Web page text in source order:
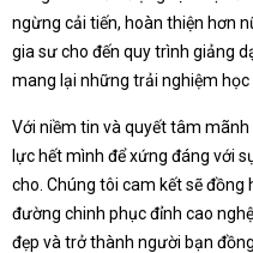
ngừng cải tiến, hoàn thiện hơn
gia sư cho đến quy trình giảng
mang lại những trải nghiệm
Với niềm tin và quyết tâm mãnh
lực hết mình để xứng đáng với
cho. Chúng tôi cam kết sẽ
đường chinh phục đỉnh cao
đẹp và trở thành người bạn